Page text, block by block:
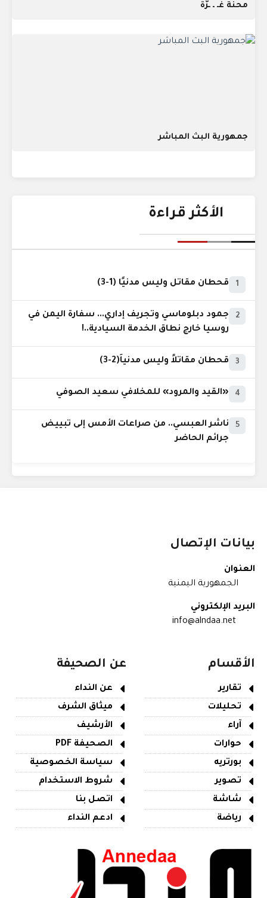
محنة غَـ ـ ـزَّةُ
جمهورية البث المباشر
الأكثر قراءة
1 قحطان مقاتل وليس مدنيًا (1-3)
2
جمود دبلوماسي وتجريف إداري... سفارة اليمن في
روسيا خارج نطاق الخدمة السيادية..!
3 قحطان مقاتلاً وليس مدنياً(2-3)
4 «القيد والمرود» للمخلافي سعيد الصوفي
5
ناشر العبسي.. من صراعات الأمس إلى تبييض
جرائم الحاضر
بيانات الإتصال
العنوان
الجمهورية اليمنية
البريد الإلكتروني
info@alndaa.net
الأقسام
تقارير
تحليلات
آراء
حوارات
بورتريه
تصوير
شاشة
رياضة
عن الصحيفة
عن النداء
ميثاق الشرف
الأرشيف
الصحيفة PDF
سياسة الخصوصية
شروط الاستخدام
اتصل بنا
ادعم النداء